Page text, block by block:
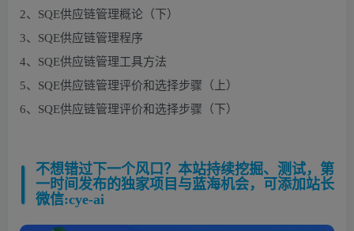
2、SQE供应链管理概论（下）
3、SQE供应链管理程序
4、SQE供应链管理工具方法
5、SQE供应链管理评价和选择步骤（上）
6、SQE供应链管理评价和选择步骤（下）
不想错过下一个风口？本站持续挖掘、测试，第
一时间发布的独家项目与蓝海机会，可添加站长
微信:cye-ai